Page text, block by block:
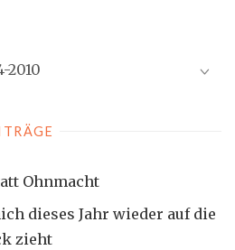
2010
Ohnmacht
dieses Jahr wieder auf die
zieht